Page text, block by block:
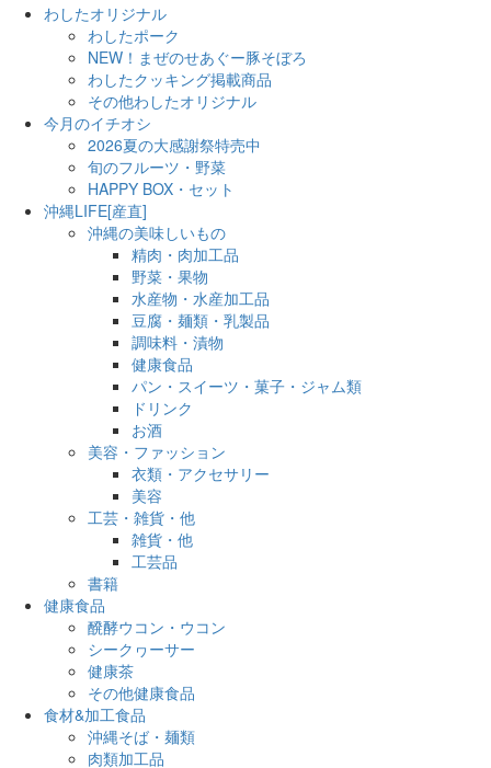
わしたオリジナル
わしたポーク
NEW！まぜのせあぐー豚そぼろ
わしたクッキング掲載商品
その他わしたオリジナル
今月のイチオシ
2026夏の大感謝祭特売中
旬のフルーツ・野菜
HAPPY BOX・セット
沖縄LIFE[産直]
沖縄の美味しいもの
精肉・肉加工品
野菜・果物
水産物・水産加工品
豆腐・麺類・乳製品
調味料・漬物
健康食品
パン・スイーツ・菓子・ジャム類
ドリンク
お酒
美容・ファッション
衣類・アクセサリー
美容
工芸・雑貨・他
雑貨・他
工芸品
書籍
健康食品
醗酵ウコン・ウコン
シークヮーサー
健康茶
その他健康食品
食材&加工食品
沖縄そば・麺類
肉類加工品